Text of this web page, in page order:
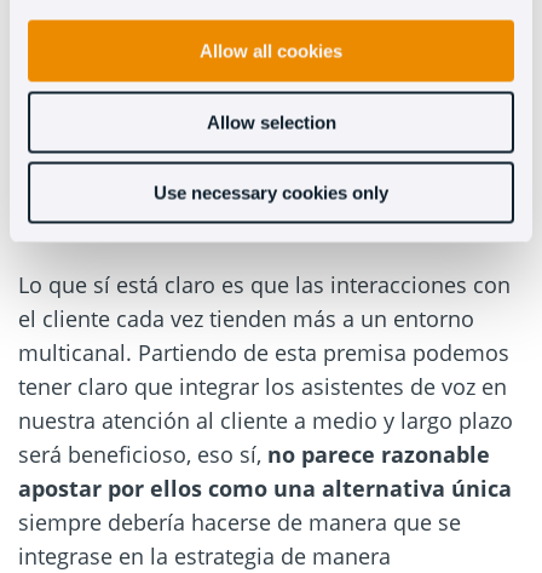
Allow all cookies
Allow selection
Use necessary cookies only
los que, como usuarios,valoramos muy
positivamente la privacidadque nos aporta
usar un chat o un formulario ¿imaginas lo
incómodo que puede resultar utilizar un
asistente de voz para la atención al cliente en
lugares como estadios, transportes públicos o
eventos?
Lo que sí está claro es que las interacciones con
el cliente cada vez tienden más a un entorno
multicanal. Partiendo de esta premisa podemos
tener claro que integrar los asistentes de voz en
nuestra atención al cliente a medio y largo plazo
será beneficioso, eso sí, no parece razonable
apostar por ellos como una alternativa única
siempre debería hacerse de manera que se
integrase en la estrategia de manera